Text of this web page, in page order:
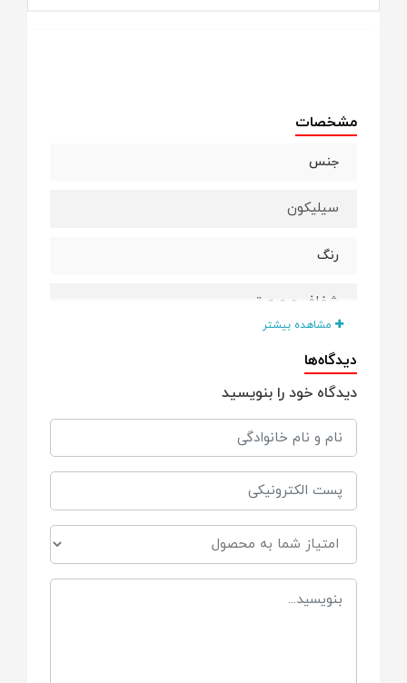
مشخصات
جنس
سیلیکون
رنگ
شفاف و صورتی
مزیت
به دلیل مچبندی بودن احتمال افتادن و آلوده
شدن کمتر میشود.
دارای
قاب محافظ
نوع
برجسته جهت تسکین لثه
مشاهده بیشتر
دیدگاه‌ها
دیدگاه خود را بنویسید